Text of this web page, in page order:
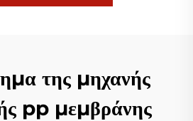
της μηχανής
pp μεμβράνης